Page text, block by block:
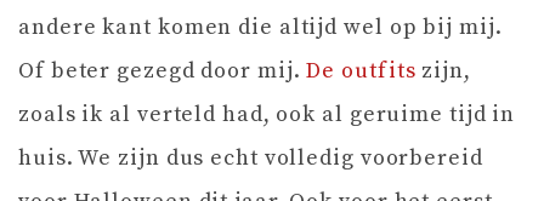
andere kant komen die altijd wel op bij mij.
Of beter gezegd door mij.De outfits zijn,
zoals ik al verteld had, ook al geruime tijd in
huis. We zijn dus echt volledig voorbereid